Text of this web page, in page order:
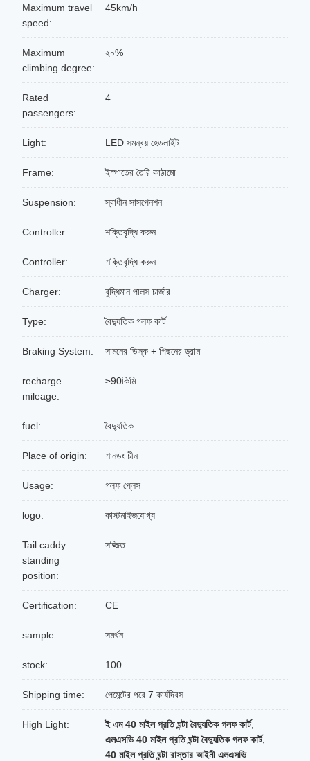
Maximum travel
speed:
45km/h
Maximum
climbing degree:
২০%
Rated
passengers:
4
Light: LED সমন্বয় হেডলাইট
Frame: ইস্পাতের তৈরি কাঠামো
Suspension: স্বাধীন সাসপেনশন
Controller: শক্তিবৃদ্ধি করুন
Controller: শক্তিবৃদ্ধি করুন
Charger: বুদ্ধিমান পালস চার্জার
Type: বৈদ্যুতিক গলফ কার্ট
Braking System: সামনের ডিস্ক + পিছনের ড্রাম
recharge
mileage:
≥90কিমি
fuel: বৈদ্যুতিক
Place of origin: শানডং চীন
Usage: গল্ফ প্লেস
logo: কাস্টমাইজযোগ্য
Tail caddy
standing
position:
সজ্জিত
Certification: CE
sample: সমর্থন
stock: 100
Shipping time: পেমেন্টের পরে 7 কার্যদিবস
High Light: ই এম 40 মাইল প্রতি ঘন্টা বৈদ্যুতিক গলফ কার্ট,
এলএসভি 40 মাইল প্রতি ঘন্টা বৈদ্যুতিক গলফ কার্ট,
40 মাইল প্রতি ঘন্টা রাস্তার আইনী এলএসভি